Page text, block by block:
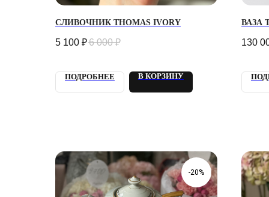
СЛИВОЧНИК THOMAS IVORY
5 100 ₽6 000 ₽
ПОДРОБНЕЕ В КОРЗИНУ
ВАЗА
130
-20%